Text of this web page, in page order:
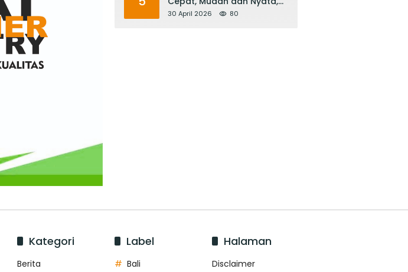
Bupati Adi Arnawa Evaluasi
30 April 2026 80
Kategori
Berita
Label
Bali
Halaman
Disclaimer